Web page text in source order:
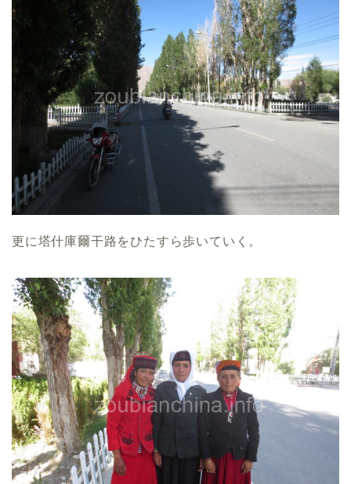
更に塔什庫爾干路をひたすら歩いていく。